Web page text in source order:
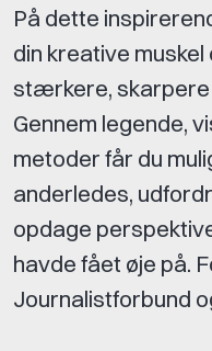
På dette
din kreative
stærkere, skarpere
Gennem legende,
metoder får du
anderledes,
opdage
havde fået øje på.
Journalistforbund